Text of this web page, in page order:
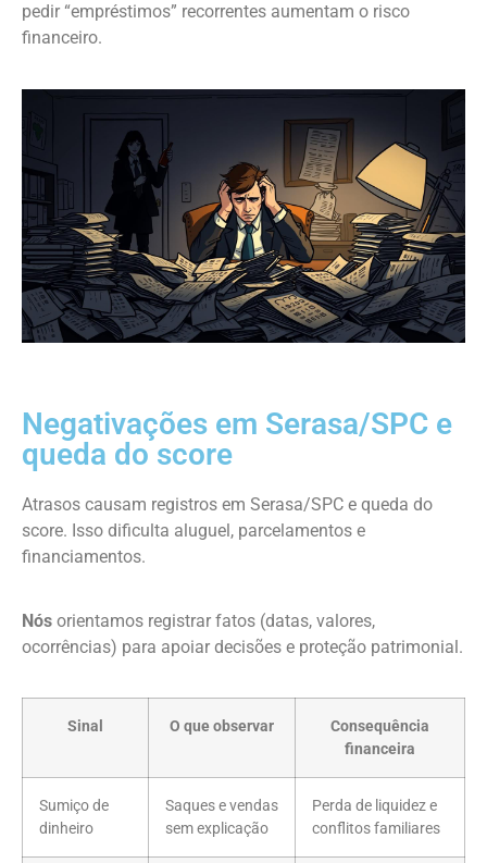
pedir “empréstimos” recorrentes aumentam o risco
financeiro.
Negativações em Serasa/SPC e
queda do score
Atrasos causam registros em Serasa/SPC e queda do
score. Isso dificulta aluguel, parcelamentos e
financiamentos.
Nós orientamos registrar fatos (datas, valores,
ocorrências) para apoiar decisões e proteção patrimonial.
Sinal O que observar
Consequência
financeira
Sumiço de
dinheiro
Saques e vendas
sem explicação
Perda de liquidez e
conflitos familiares